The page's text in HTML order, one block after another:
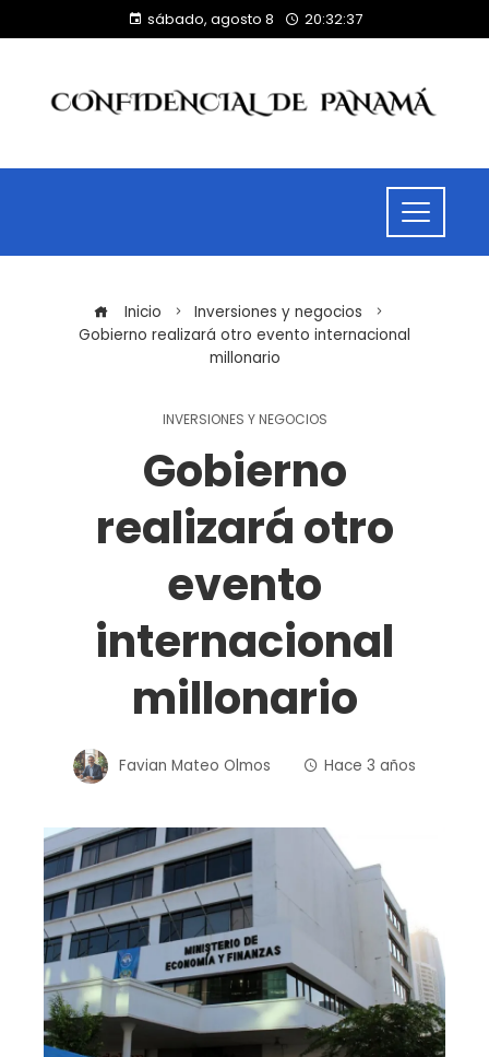
sábado, agosto 8 20:32:37
Inicio
Inversiones y negocios
Gobierno realizará otro evento internacional
millonario
INVERSIONES Y NEGOCIOS
Gobierno
realizará otro
evento
internacional
millonario
Favian Mateo Olmos Hace 3 años